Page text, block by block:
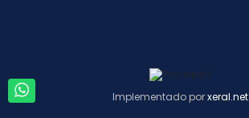
Implementado porxeral.net